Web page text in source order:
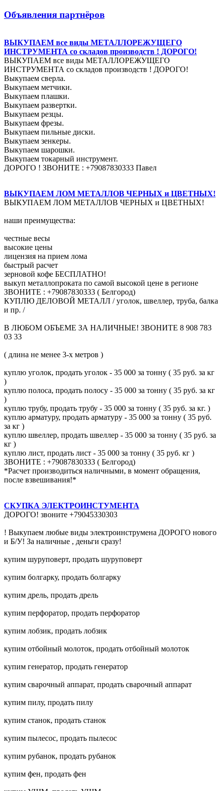
Объявления партнёров
ВЫКУПАЕМ все виды МЕТАЛЛОРЕЖУЩЕГО
ИНСТРУМЕНТА со складов производств ! ДОРОГО!
ВЫКУПАЕМ все виды МЕТАЛЛОРЕЖУЩЕГО
ИНСТРУМЕНТА со складов производств ! ДОРОГО!
Выкупаем сверла.
Выкупаем метчики.
Выкупаем плашки.
Выкупаем развертки.
Выкупаем резцы.
Выкупаем фрезы.
Выкупаем пильные диски.
Выкупаем зенкеры.
Выкупаем шарошки.
Выкупаем токарный инструмент.
ДОРОГО ! ЗВОНИТЕ : +79087830333 Павел
ВЫКУПАЕМ ЛОМ МЕТАЛЛОВ ЧЕРНЫХ и ЦВЕТНЫХ!
ВЫКУПАЕМ ЛОМ МЕТАЛЛОВ ЧЕРНЫХ и ЦВЕТНЫХ!
наши преимущества:
честные весы
высокие цены
лицензия на прием лома
быстрый расчет
зерновой кофе БЕСПЛАТНО!
выкуп металлопроката по самой высокой цене в регионе
ЗВОНИТЕ : +79087830333 ( Белгород)
КУПЛЮ ДЕЛОВОЙ МЕТАЛЛ / уголок, швеллер, труба, балка
и пр. /
В ЛЮБОМ ОБЪЕМЕ ЗА НАЛИЧНЫЕ! ЗВОНИТЕ 8 908 783
03 33
( длина не менее 3-х метров )
куплю уголок, продать уголок - 35 000 за тонну ( 35 руб. за кг
)
куплю полоса, продать полосу - 35 000 за тонну ( 35 руб. за кг
)
куплю трубу, продать трубу - 35 000 за тонну ( 35 руб. за кг. )
куплю арматуру, продать арматуру - 35 000 за тонну ( 35 руб.
за кг )
куплю швеллер, продать швеллер - 35 000 за тонну ( 35 руб. за
кг )
куплю лист, продать лист - 35 000 за тонну ( 35 руб. кг )
ЗВОНИТЕ : +79087830333 ( Белгород)
*Расчет производиться наличными, в момент обращения,
после взвешивания!*
СКУПКА ЭЛЕКТРОИНСТУМЕНТА
ДОРОГО! звоните +79045330303
! Выкупаем любые виды электроинструмена ДОРОГО нового
и Б/У! За наличные , деньги сразу!
купим шуруповерт, продать шуруповерт
купим болгарку, продать болгарку
купим дрель, продать дрель
купим перфоратор, продать перфоратор
купим лобзик, продать лобзик
купим отбойный молоток, продать отбойный молоток
купим генератор, продать генератор
купим сварочный аппарат, продать сварочный аппарат
купим пилу, продать пилу
купим станок, продать станок
купим пылесос, продать пылесос
купим рубанок, продать рубанок
купим фен, продать фен